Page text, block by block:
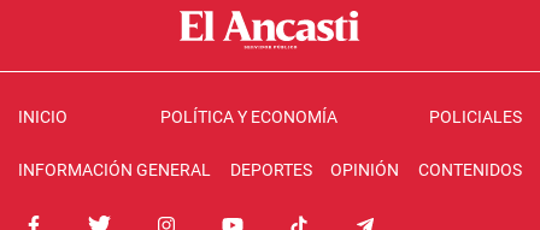
INICIO POLÍTICA Y ECONOMÍA POLICIALES
INFORMACIÓN GENERAL DEPORTES OPINIÓN CONTENIDOS